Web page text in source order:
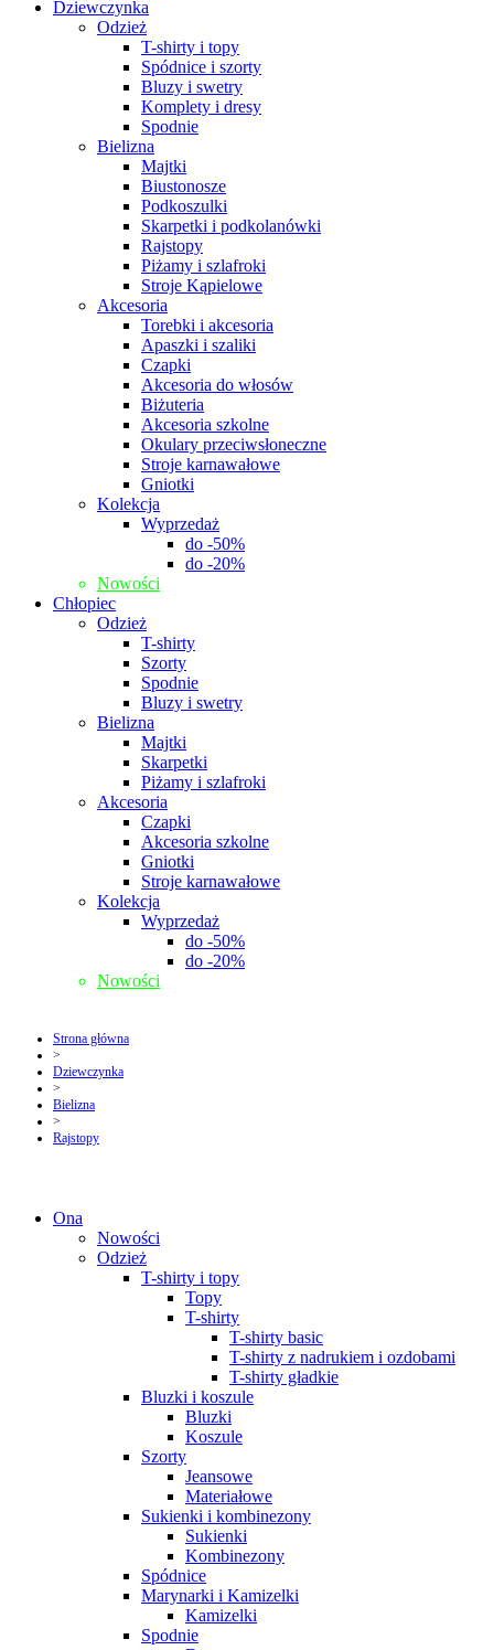
Dziewczynka
Odzież
T-shirty i topy
Spódnice i szorty
Bluzy i swetry
Komplety i dresy
Spodnie
Bielizna
Majtki
Biustonosze
Podkoszulki
Skarpetki i podkolanówki
Rajstopy
Piżamy i szlafroki
Stroje Kąpielowe
Akcesoria
Torebki i akcesoria
Apaszki i szaliki
Czapki
Akcesoria do włosów
Biżuteria
Akcesoria szkolne
Okulary przeciwsłoneczne
Stroje karnawałowe
Gniotki
Kolekcja
Wyprzedaż
do -50%
do -20%
Nowości
Chłopiec
Odzież
T-shirty
Szorty
Spodnie
Bluzy i swetry
Bielizna
Majtki
Skarpetki
Piżamy i szlafroki
Akcesoria
Czapki
Akcesoria szkolne
Gniotki
Stroje karnawałowe
Kolekcja
Wyprzedaż
do -50%
do -20%
Nowości
Strona główna
>
Dziewczynka
>
Bielizna
>
Rajstopy
Ona
Nowości
Odzież
T-shirty i topy
Topy
T-shirty
T-shirty basic
T-shirty z nadrukiem i ozdobami
T-shirty gładkie
Bluzki i koszule
Bluzki
Koszule
Szorty
Jeansowe
Materiałowe
Sukienki i kombinezony
Sukienki
Kombinezony
Spódnice
Marynarki i Kamizelki
Kamizelki
Spodnie